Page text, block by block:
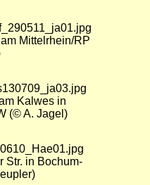
Mittelrhein/RP
Kalwes in
(© A. Jagel)
Str. in Bochum-